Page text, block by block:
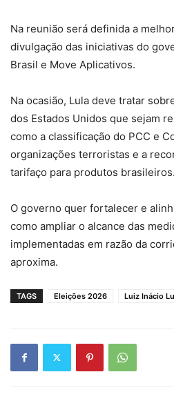
Na reunião será definida a
divulgação das iniciativas do
Brasil e Move Aplicativos.
Na ocasião, Lula deve tratar
dos Estados Unidos que sejam
como a classificação do PCC e
organizações terroristas e a
tarifaço para produtos brasileiros.
O governo quer fortalecer e
como ampliar o alcance das
implementadas em razão da
aproxima.
TAGS Eleições 2026 Luiz Inácio